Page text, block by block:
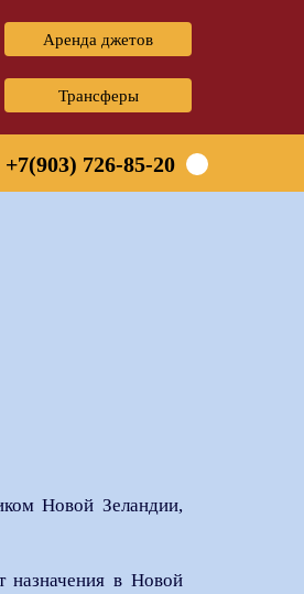
Аренда джетов
Трансферы
+7(903) 726-85-20
Новой Зеландии,
назначения в Новой